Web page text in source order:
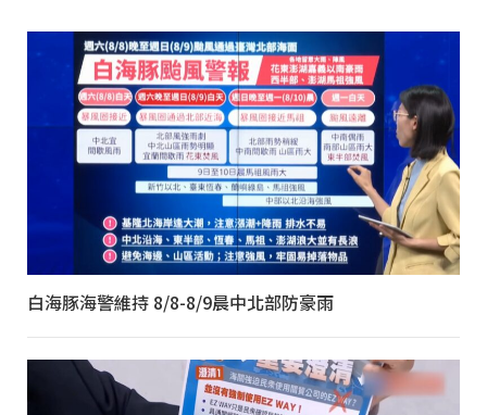
白海豚海警維持 8/8-8/9晨中北部防豪雨